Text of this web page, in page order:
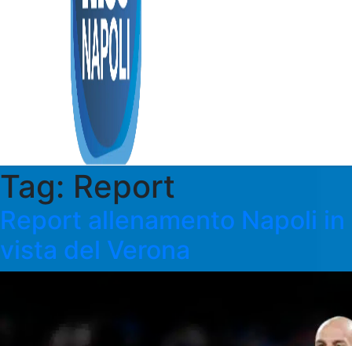
Tag: Report
Report allenamento Napoli in
vista del Verona